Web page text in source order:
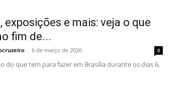
exposições e mais: veja o que
fim de...
- 6 de março de 2026 0
do que tem para fazer em Brasília durante os dias 6,